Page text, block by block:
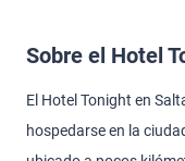
Sobre el Hotel
El Hotel Tonight en
hospedarse en la